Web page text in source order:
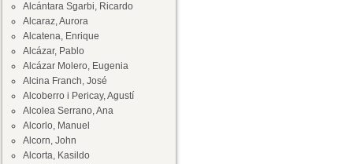
Alcántara Sgarbi, Ricardo
Alcaraz, Aurora
Alcatena, Enrique
Alcázar, Pablo
Alcázar Molero, Eugenia
Alcina Franch, José
Alcoberro i Pericay, Agustí
Alcolea Serrano, Ana
Alcorlo, Manuel
Alcorn, John
Alcorta, Kasildo